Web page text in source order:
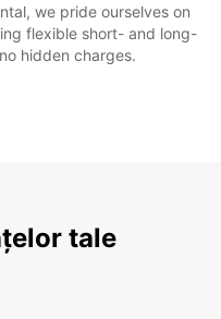
we pride ourselves on
flexible short- and long-
hidden charges.
tale